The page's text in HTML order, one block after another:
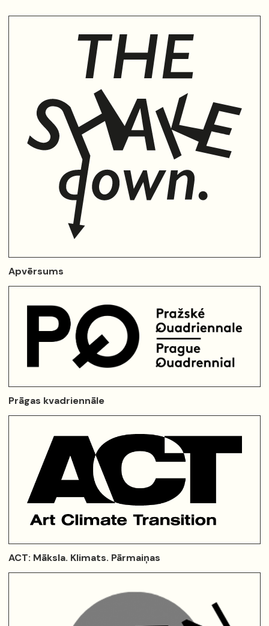
Apvērsums
Prāgas kvadriennāle
ACT: Māksla. Klimats. Pārmaiņas